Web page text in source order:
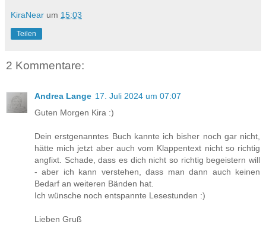
KiraNear um 15:03
Teilen
2 Kommentare:
Andrea Lange 17. Juli 2024 um 07:07
Guten Morgen Kira :)
Dein erstgenanntes Buch kannte ich bisher noch gar nicht,
hätte mich jetzt aber auch vom Klappentext nicht so richtig
angfixt. Schade, dass es dich nicht so richtig begeistern will
- aber ich kann verstehen, dass man dann auch keinen
Bedarf an weiteren Bänden hat.
Ich wünsche noch entspannte Lesestunden :)
Lieben Gruß